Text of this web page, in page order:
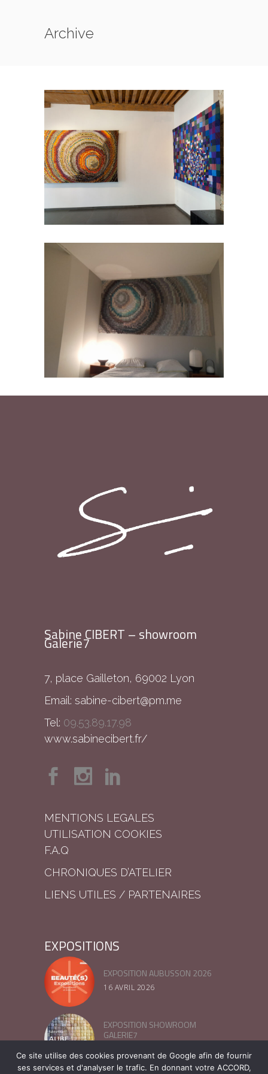
Archive
585_CERCLES : BIG
BROTHER
585_CERCLES/ SERIES-ANTERIEURES
585_CERCLES :
INTERFERENCES
585_CERCLES /SERIES-ANTERIEURES
Sabine CIBERT – showroom
Galerie7
7, place Gailleton, 69002 Lyon
Email: sabine-cibert@pm.me
Tel: 09.53.89.17.98
www.sabinecibert.fr/
MENTIONS LEGALES
UTILISATION COOKIES
F.A.Q
CHRONIQUES D’ATELIER
LIENS UTILES / PARTENAIRES
EXPOSITIONS
EXPOSITION AUBUSSON 2026
16 AVRIL 2026
EXPOSITION SHOWROOM
GALERIE7
Ce site utilise des cookies provenant de Google afin de fournir
ses services et d'analyser le trafic. En donnant votre ACCORD,